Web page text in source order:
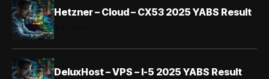
Hetzner – Cloud – CX53 2025 YABS Result
DeluxHost – VPS – I-5 2025 YABS Result